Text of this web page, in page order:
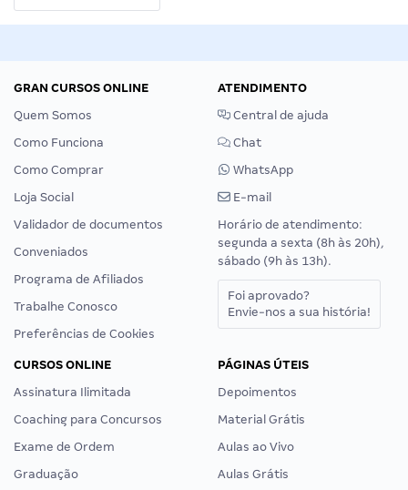
GRAN CURSOS ONLINE
Quem Somos
Como Funciona
Como Comprar
Loja Social
Validador de documentos
Conveniados
Programa de Afiliados
Trabalhe Conosco
Preferências de Cookies
ATENDIMENTO
Central de ajuda
Chat
WhatsApp
E-mail
Horário de atendimento:
segunda a sexta (8h às 20h),
sábado (9h às 13h).
Foi aprovado?
Envie-nos a sua história!
CURSOS ONLINE
Assinatura Ilimitada
Coaching para Concursos
Exame de Ordem
Graduação
PÁGINAS ÚTEIS
Depoimentos
Material Grátis
Aulas ao Vivo
Aulas Grátis